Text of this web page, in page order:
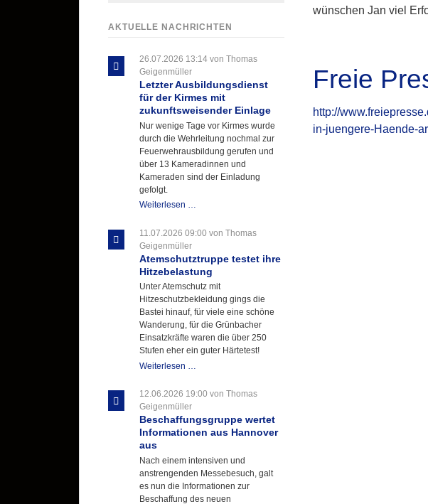
wünschen Jan viel
Freie
http://
in-juengere-Haende-
AKTUELLE NACHRICHTEN
26.07.2026 13:14 von Thomas
Geigenmüller
Letzter Ausbildungsdienst
für der Kirmes mit
zukunftsweisender Einlage
Nur wenige Tage vor Kirmes wurde
durch die Wehrleitung nochmal zur
Feuerwehrausbildung gerufen und
über 13 Kameradinnen und
Kameraden sind der Einladung
gefolgt.
Weiterlesen …
für
Kirmes
mit
zukunftsweisender
Einlage
11.07.2026 09:00 von Thomas
Geigenmüller
Atemschutztruppe testet ihre
Hitzebelastung
Unter Atemschutz mit
Hitzeschutzbekleidung gings die
Bastei hinauf, für viele eine schöne
Wanderung, für die Grünbacher
Einsatzkräfte waren die über 250
Stufen eher ein guter Härtetest!
Weiterlesen …
ihre
12.06.2026 19:00 von Thomas
Geigenmüller
Beschaffungsgruppe wertet
Informationen aus Hannover
aus
Nach einem intensiven und
anstrengenden Messebesuch, galt
es nun die Informationen zur
Beschaffung des neuen